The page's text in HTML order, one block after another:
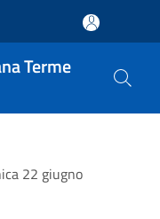
Terme
22 giugno